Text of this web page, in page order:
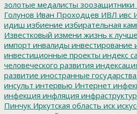
золотые медалисты зоозащитники
Голунов Иван Проходцев ИВЛ ивс
идиш избиение избирательная
Известковый измени жизнь к
импорт инвалиды инвестирование
инвестиционные проекты индекс
человеческого развития
развитие иностранные государства
инсульт интервью Интернет
инфекция инфляция
Пинчук Иркутская область иск